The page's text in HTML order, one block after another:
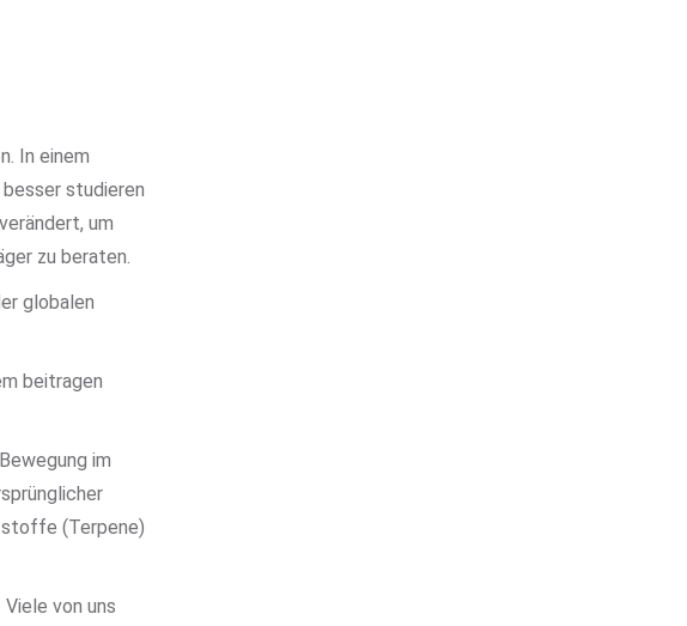
In einem
studieren
um
zu beraten.
globalen
beitragen
im
(Terpene)
von uns